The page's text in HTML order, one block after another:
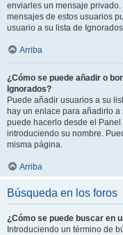
enviarles un mensaje
mensajes de estos usuarios
usuario a su lista de
Arriba
¿Cómo se puede añadir o
Ignorados?
Puede añadir usuarios a su
hay un enlace para añadirlo
puede hacerlo desde el
introduciendo su nombre.
misma página.
Arriba
Búsqueda en los foros
¿Cómo se puede buscar en
Introduciendo un término de